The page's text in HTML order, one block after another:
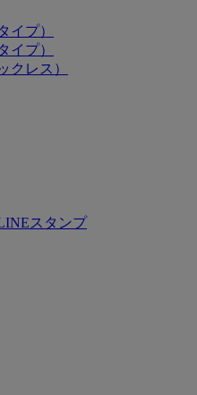
イプ）
イプ）
クレス）
スタンプ